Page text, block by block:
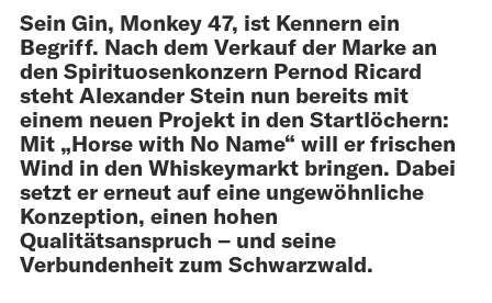
Sein Gin, Monkey 47, ist Kennern ein
Begriff. Nach dem Verkauf der Marke an
den Spirituosenkonzern Pernod Ricard
steht Alexander Stein nun bereits mit
einem neuen Projekt in den Startlöchern:
Mit „Horse with No Name“ will er frischen
Wind in den Whiskeymarkt bringen. Dabei
setzt er erneut auf eine ungewöhnliche
Konzeption, einen hohen
Qualitätsanspruch – und seine
Verbundenheit zum Schwarzwald.